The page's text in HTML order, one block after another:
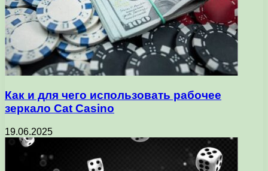
Как и для чего использовать рабочее
зеркало Cat Casino
19.06.2025